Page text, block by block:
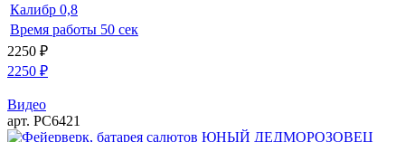
Калибр 0,8
Время работы 50 сек
2250 ₽
2250 ₽
Видео
арт. РС6421